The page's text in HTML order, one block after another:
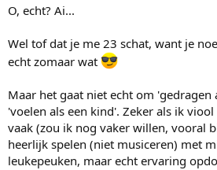
O, echt? Ai...
Wel tof dat je me 23 schat, want je
echt zomaar wat
Maar het gaat niet echt om 'gedragen
'voelen als een kind'. Zeker als ik
vaak (zou ik nog vaker willen, vooral
heerlijk spelen (niet musiceren) met
leukepeuken, maar echt ervaring